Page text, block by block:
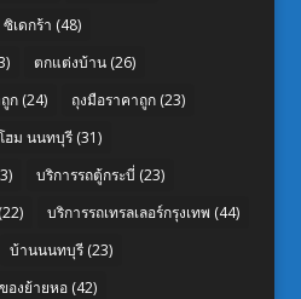
ซิเดกร้า (48)
ตกแต่งบ้าน(26)
ก(24) ถุงมือราคาถูก(23)
ฮม นนทบุรี(31)
บริการรถตู้กระบี่ (23)
(22) บริการรถเทรลเลอร์กรุงเทพ (44)
บ้านนนทบุรี(23)
องย้ายหอ(42)